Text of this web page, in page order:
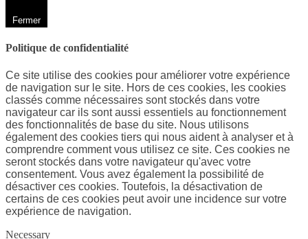
Fermer
Politique de confidentialité
Ce site utilise des cookies pour améliorer votre expérience
de navigation sur le site. Hors de ces cookies, les cookies
classés comme nécessaires sont stockés dans votre
navigateur car ils sont aussi essentiels au fonctionnement
des fonctionnalités de base du site. Nous utilisons
également des cookies tiers qui nous aident à analyser et à
comprendre comment vous utilisez ce site. Ces cookies ne
seront stockés dans votre navigateur qu'avec votre
consentement. Vous avez également la possibilité de
désactiver ces cookies. Toutefois, la désactivation de
certains de ces cookies peut avoir une incidence sur votre
expérience de navigation.
Necessary